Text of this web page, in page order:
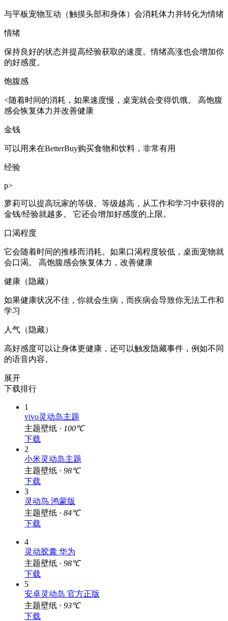
与平板宠物互动（触摸头部和身体）会消耗体力并转化为情绪
情绪
保持良好的状态并提高经验获取的速度。情绪高涨也会增加你
的好感度。
饱腹感
<随着时间的消耗，如果速度慢，桌宠就会变得饥饿。 高饱腹
感会恢复体力并改善健康
金钱
可以用来在BetterBuy购买食物和饮料，非常有用
经验
p>
萝莉可以提高玩家的等级。等级越高，从工作和学习中获得的
金钱/经验就越多。 它还会增加好感度的上限。
口渴程度
它会随着时间的推移而消耗。如果口渴程度较低，桌面宠物就
会口渴。 高饱腹感会恢复体力，改善健康
健康（隐藏）
如果健康状况不佳，你就会生病，而疾病会导致你无法工作和
学习
人气（隐藏）
高好感度可以让身体更健康，还可以触发隐藏事件，例如不同
的语音内容。
展开
下载排行
1
vivo灵动岛主题
主题壁纸 · 100℃
下载
2
小米灵动岛主题
主题壁纸 · 98℃
下载
3
灵动鸟 鸿蒙版
主题壁纸 · 84℃
下载
4
灵动胶囊 华为
主题壁纸 · 98℃
下载
5
安卓灵动岛 官方正版
主题壁纸 · 93℃
下载